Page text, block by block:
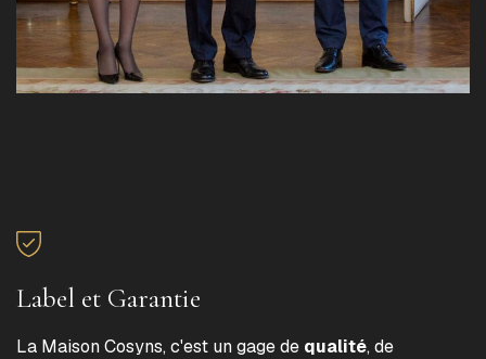
Label et Garantie
La Maison Cosyns, c'est un gage de qualité, de